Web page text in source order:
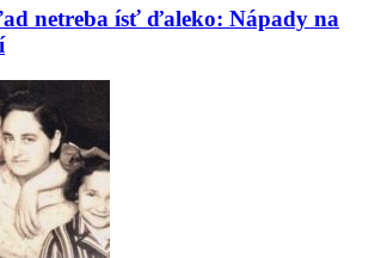
netreba ísť ďaleko: Nápady na